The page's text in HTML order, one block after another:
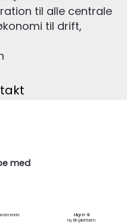
til alle centrale
til drift,
med
Migrér til
ny BI-platform